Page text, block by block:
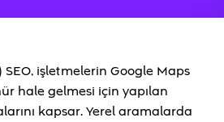
işletmelerin Google Maps
hale gelmesi için yapılan
kapsar. Yerel aramalarda